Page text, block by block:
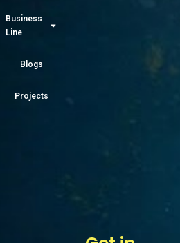
Business
Line
Blogs
Projects